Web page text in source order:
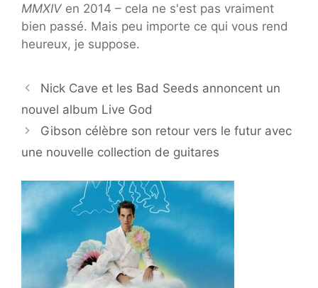
MMXIV en 2014 – cela ne s'est pas vraiment
bien passé. Mais peu importe ce qui vous rend
heureux, je suppose.
Nick Cave et les Bad Seeds annoncent un
nouvel album Live God
Gibson célèbre son retour vers le futur avec
une nouvelle collection de guitares